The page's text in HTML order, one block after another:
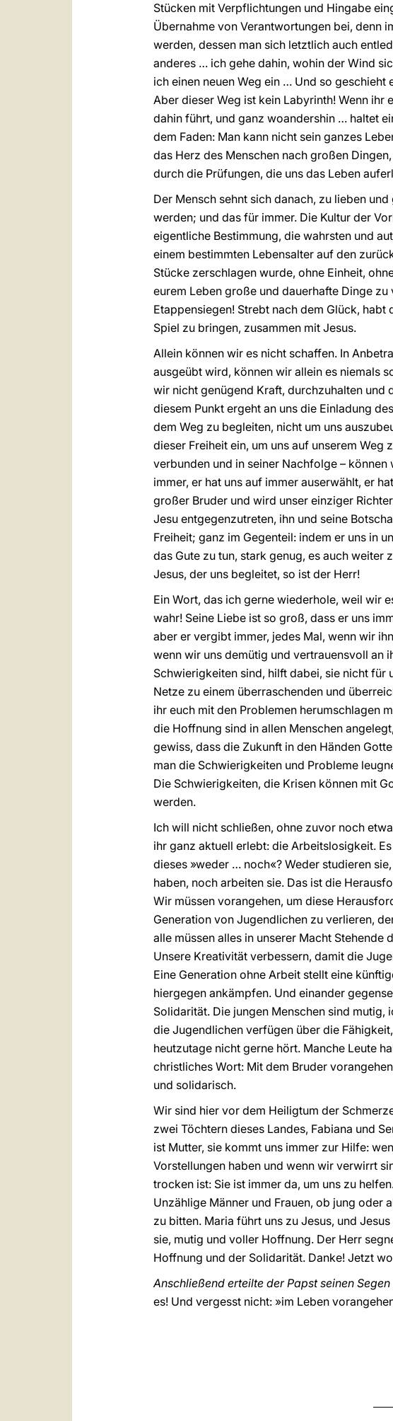
Stücken mit Verpflichtungen und Hingabe
Übernahme von Verantwortungen bei, denn
werden, dessen man sich letztlich auch
anderes … ich gehe dahin, wohin der Wind
ich einen neuen Weg ein … Und so geschieht
Aber dieser Weg ist kein Labyrinth! Wenn ihr
dahin führt, und ganz woandershin … haltet
dem Faden: Man kann nicht sein ganzes
das Herz des Menschen nach großen
durch die Prüfungen, die uns das Leben
Der Mensch sehnt sich danach, zu lieben
werden; und das für immer. Die Kultur der
eigentliche Bestimmung, die wahrsten und
einem bestimmten Lebensalter auf den
Stücke zerschlagen wurde, ohne Einheit,
eurem Leben große und dauerhafte Dinge
Etappensiegen! Strebt nach dem Glück,
Spiel zu bringen, zusammen mit Jesus.
Allein können wir es nicht schaffen. In
ausgeübt wird, können wir allein es niemals
wir nicht genügend Kraft, durchzuhalten und
diesem Punkt ergeht an uns die Einladung
dem Weg zu begleiten, nicht um uns
dieser Freiheit ein, um uns auf unserem Weg
verbunden und in seiner Nachfolge –
immer, er hat uns auf immer auserwählt, er
großer Bruder und wird unser einziger
Jesu entgegenzutreten, ihn und seine
Freiheit; ganz im Gegenteil: indem er uns in
das Gute zu tun, stark genug, es auch weiter
Jesus, der uns begleitet, so ist der Herr!
Ein Wort, das ich gerne wiederhole, weil wir
wahr! Seine Liebe ist so groß, dass er uns
aber er vergibt immer, jedes Mal, wenn wir
wenn wir uns demütig und vertrauensvoll an
Schwierigkeiten sind, hilft dabei, sie nicht für
Netze zu einem überraschenden und
ihr euch mit den Problemen herumschlagen
die Hoffnung sind in allen Menschen
gewiss, dass die Zukunft in den Händen
man die Schwierigkeiten und Probleme
Die Schwierigkeiten, die Krisen können mit
werden.
Ich will nicht schließen, ohne zuvor noch
ihr ganz aktuell erlebt: die Arbeitslosigkeit.
dieses »weder … noch«? Weder studieren
haben, noch arbeiten sie. Das ist die
Wir müssen vorangehen, um diese
Generation von Jugendlichen zu verlieren,
alle müssen alles in unserer Macht
Unsere Kreativität verbessern, damit die
Eine Generation ohne Arbeit stellt eine
hiergegen ankämpfen. Und einander
Solidarität. Die jungen Menschen sind
die Jugendlichen verfügen über die
heutzutage nicht gerne hört. Manche Leute
christliches Wort: Mit dem Bruder
und solidarisch.
Wir sind hier vor dem Heiligtum der
zwei Töchtern dieses Landes, Fabiana und
ist Mutter, sie kommt uns immer zur Hilfe:
Vorstellungen haben und wenn wir verwirrt
trocken ist: Sie ist immer da, um uns zu
Unzählige Männer und Frauen, ob jung oder
zu bitten. Maria führt uns zu Jesus, und
sie, mutig und voller Hoffnung. Der Herr
Hoffnung und der Solidarität. Danke! Jetzt
Anschließend erteilte der Papst seinen
es! Und vergesst nicht: »im Leben